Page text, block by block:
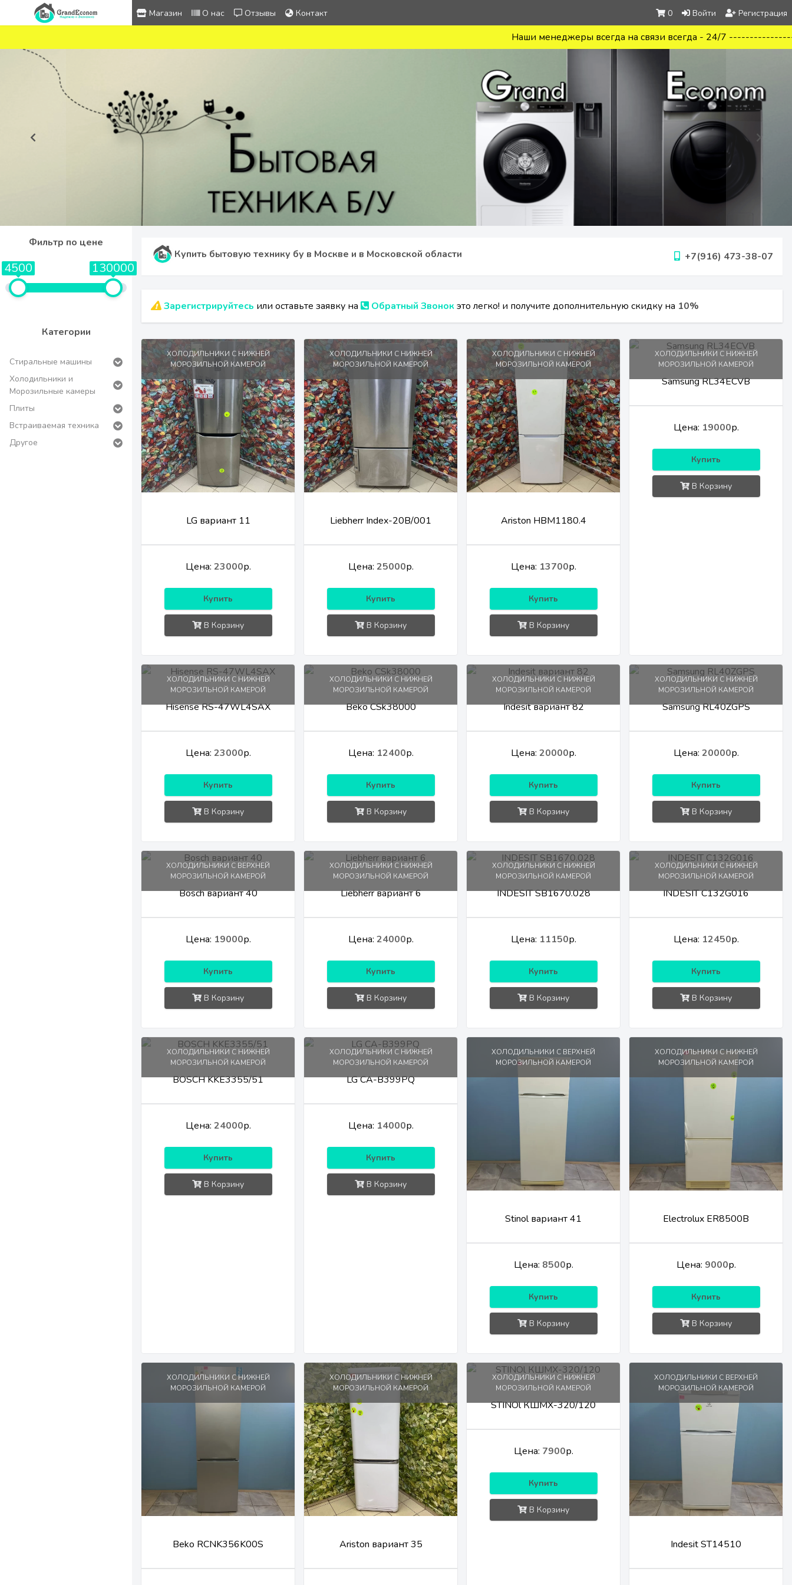
Магазин О нас Отзывы Контакт 0 Войти Регистрация
Наши менеджеры всегда на связи всегда - 24/7
Фильтр по цене
4500 130000
Категории
Стиральные машины
Холодильники и
Морозильные камеры
Плиты
Встраиваемая техника
Другое
Купить бытовую технику бу в Москве и в Московской области +7(916) 473-38-07
Зарегистрируйтесь или оставьте заявку на Обратный Звонокэто легко! и получите дополнительную скидку на 10%
ХОЛОДИЛЬНИКИ С НИЖНЕЙ
МОРОЗИЛЬНОЙ КАМЕРОЙ
LG вариант 11
Цена: 23000р.
Купить
В Корзину
ХОЛОДИЛЬНИКИ С НИЖНЕЙ
МОРОЗИЛЬНОЙ КАМЕРОЙ
Liebherr Index-20B/001
Цена: 25000р.
Купить
В Корзину
ХОЛОДИЛЬНИКИ С НИЖНЕЙ
МОРОЗИЛЬНОЙ КАМЕРОЙ
Ariston HBM1180.4
Цена: 13700р.
Купить
В Корзину
ХОЛОДИЛЬНИКИ С НИЖНЕЙ
МОРОЗИЛЬНОЙ КАМЕРОЙ
Samsung RL34ECVB
Цена: 19000р.
Купить
В Корзину
ХОЛОДИЛЬНИКИ С НИЖНЕЙ
МОРОЗИЛЬНОЙ КАМЕРОЙ
Hisense RS-47WL4SAX
Цена: 23000р.
Купить
В Корзину
ХОЛОДИЛЬНИКИ С НИЖНЕЙ
МОРОЗИЛЬНОЙ КАМЕРОЙ
Beko CSk38000
Цена: 12400р.
Купить
В Корзину
ХОЛОДИЛЬНИКИ С НИЖНЕЙ
МОРОЗИЛЬНОЙ КАМЕРОЙ
Indesit вариант 82
Цена: 20000р.
Купить
В Корзину
ХОЛОДИЛЬНИКИ С НИЖНЕЙ
МОРОЗИЛЬНОЙ КАМЕРОЙ
Samsung RL40ZGPS
Цена: 20000р.
Купить
В Корзину
ХОЛОДИЛЬНИКИ С ВЕРХНЕЙ
МОРОЗИЛЬНОЙ КАМЕРОЙ
Bosch вариант 40
Цена: 19000р.
Купить
В Корзину
ХОЛОДИЛЬНИКИ С НИЖНЕЙ
МОРОЗИЛЬНОЙ КАМЕРОЙ
Liebherr вариант 6
Цена: 24000р.
Купить
В Корзину
ХОЛОДИЛЬНИКИ С НИЖНЕЙ
МОРОЗИЛЬНОЙ КАМЕРОЙ
INDESIT SB1670.028
Цена: 11150р.
Купить
В Корзину
ХОЛОДИЛЬНИКИ С НИЖНЕЙ
МОРОЗИЛЬНОЙ КАМЕРОЙ
INDESIT C132G016
Цена: 12450р.
Купить
В Корзину
ХОЛОДИЛЬНИКИ С НИЖНЕЙ
МОРОЗИЛЬНОЙ КАМЕРОЙ
BOSCH KKE3355/51
Цена: 24000р.
Купить
В Корзину
ХОЛОДИЛЬНИКИ С НИЖНЕЙ
МОРОЗИЛЬНОЙ КАМЕРОЙ
LG CA-B399PQ
Цена: 14000р.
Купить
В Корзину
ХОЛОДИЛЬНИКИ С ВЕРХНЕЙ
МОРОЗИЛЬНОЙ КАМЕРОЙ
Stinol вариант 41
Цена: 8500р.
Купить
В Корзину
ХОЛОДИЛЬНИКИ С НИЖНЕЙ
МОРОЗИЛЬНОЙ КАМЕРОЙ
Electrolux ER8500B
Цена: 9000р.
Купить
В Корзину
ХОЛОДИЛЬНИКИ С НИЖНЕЙ
МОРОЗИЛЬНОЙ КАМЕРОЙ
Beko RCNK356K00S
ХОЛОДИЛЬНИКИ С НИЖНЕЙ
МОРОЗИЛЬНОЙ КАМЕРОЙ
Ariston вариант 35
ХОЛОДИЛЬНИКИ С НИЖНЕЙ
МОРОЗИЛЬНОЙ КАМЕРОЙ
STINOl КШМХ-320/120
Цена: 7900р.
Купить
В Корзину
ХОЛОДИЛЬНИКИ С ВЕРХНЕЙ
МОРОЗИЛЬНОЙ КАМЕРОЙ
Indesit ST14510